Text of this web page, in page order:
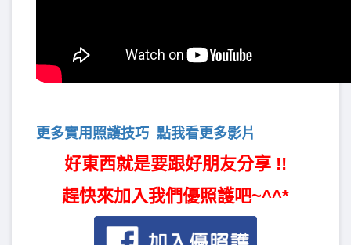
更多實用照護技巧 點我看更多影片
好東西就是要跟好朋友分享 !!
趕快來加入我們優照護吧~^^*